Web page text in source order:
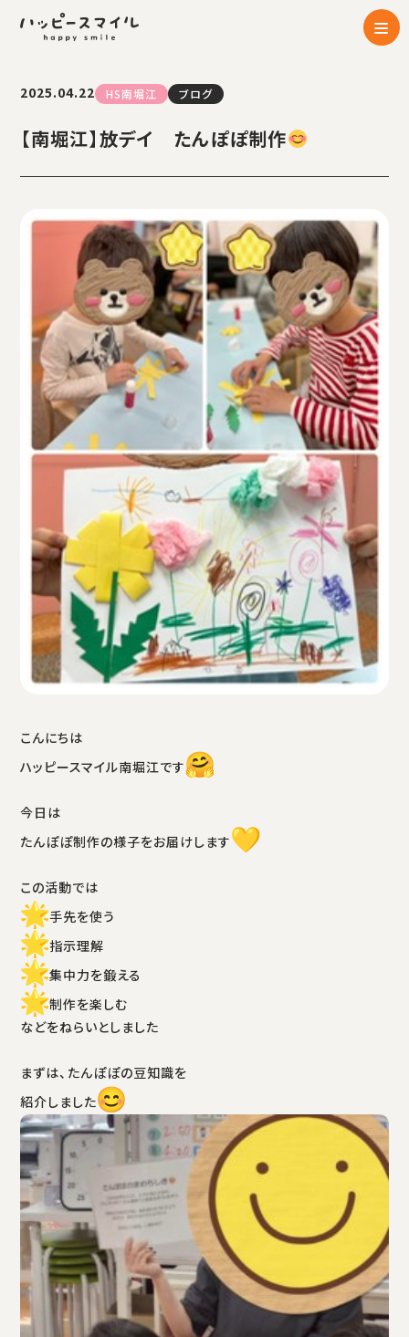
2025.04.22 HS南堀江 ブログ
【南堀江】放デイ たんぽぽ制作
こんにちは
ハッピースマイル南堀江です
今日は
たんぽぽ制作の様子をお届けします
この活動では
手先を使う
指示理解
集中力を鍛える
制作を楽しむ
などをねらいとしました
まずは、たんぽぽの豆知識を
紹介しました